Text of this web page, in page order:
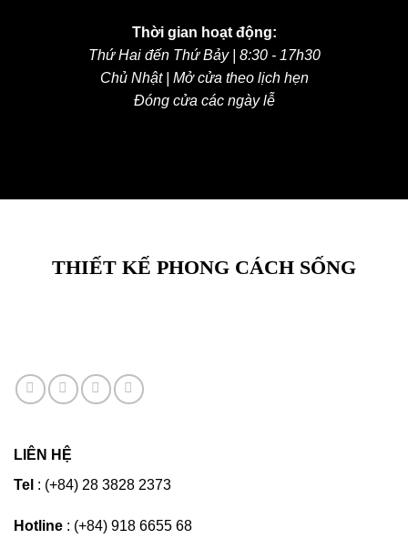
Thời gian hoạt động:
Thứ Hai đến Thứ Bảy | 8:30 - 17h30
Chủ Nhật | Mở cửa theo lịch hẹn
Đóng cửa các ngày lễ
THIẾT KẾ PHONG CÁCH SỐNG
LIÊN HỆ
Tel : (+84) 28 3828 2373
Hotline : (+84) 918 6655 68